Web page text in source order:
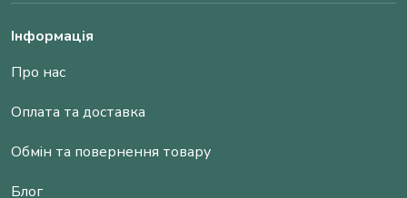
Інформація
Про нас
Оплата та доставка
Обмін та повернення товару
Блог